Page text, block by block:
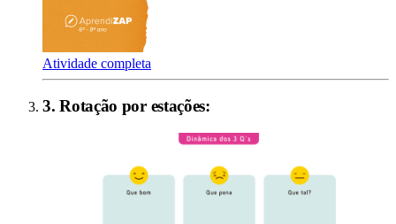
Atividade completa
3.Rotação por estações: